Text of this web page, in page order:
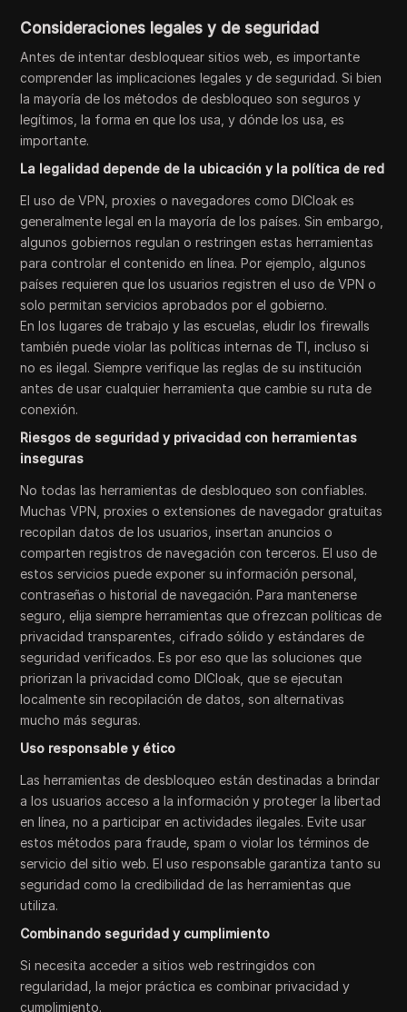
Consideraciones legales y de seguridad
Antes de intentar desbloquear sitios web, es importante
comprender las implicaciones legales y de seguridad. Si bien
la mayoría de los métodos de desbloqueo son seguros y
legítimos, la forma en que los usa, y dónde los usa, es
importante.
La legalidad depende de la ubicación y la política de red
El uso de VPN, proxies o navegadores como DICloak es
generalmente legal en la mayoría de los países. Sin embargo,
algunos gobiernos regulan o restringen estas herramientas
para controlar el contenido en línea. Por ejemplo, algunos
países requieren que los usuarios registren el uso de VPN o
solo permitan servicios aprobados por el gobierno.
En los lugares de trabajo y las escuelas, eludir los firewalls
también puede violar las políticas internas de TI, incluso si
no es ilegal. Siempre verifique las reglas de su institución
antes de usar cualquier herramienta que cambie su ruta de
conexión.
Riesgos de seguridad y privacidad con herramientas
inseguras
No todas las herramientas de desbloqueo son confiables.
Muchas VPN, proxies o extensiones de navegador gratuitas
recopilan datos de los usuarios, insertan anuncios o
comparten registros de navegación con terceros. El uso de
estos servicios puede exponer su información personal,
contraseñas o historial de navegación. Para mantenerse
seguro, elija siempre herramientas que ofrezcan políticas de
privacidad transparentes, cifrado sólido y estándares de
seguridad verificados. Es por eso que las soluciones que
priorizan la privacidad como DICloak, que se ejecutan
localmente sin recopilación de datos, son alternativas
mucho más seguras.
Uso responsable y ético
Las herramientas de desbloqueo están destinadas a brindar
a los usuarios acceso a la información y proteger la libertad
en línea, no a participar en actividades ilegales. Evite usar
estos métodos para fraude, spam o violar los términos de
servicio del sitio web. El uso responsable garantiza tanto su
seguridad como la credibilidad de las herramientas que
utiliza.
Combinando seguridad y cumplimiento
Si necesita acceder a sitios web restringidos con
regularidad, la mejor práctica es combinar privacidad y
cumplimiento.